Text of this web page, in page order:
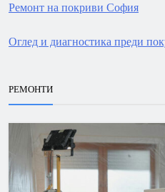
Ремонт на покриви София
Оглед и диагностика преди
РЕМОНТИ